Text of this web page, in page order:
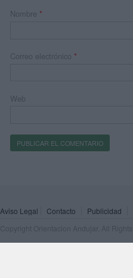
Nombre *
Correo electrónico *
Web
Aviso Legal Contacto Publicidad